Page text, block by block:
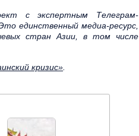
с экспертным Телеграм-
Это единственный медиа-ресурс,
стран Азии, в том числе
кризис»